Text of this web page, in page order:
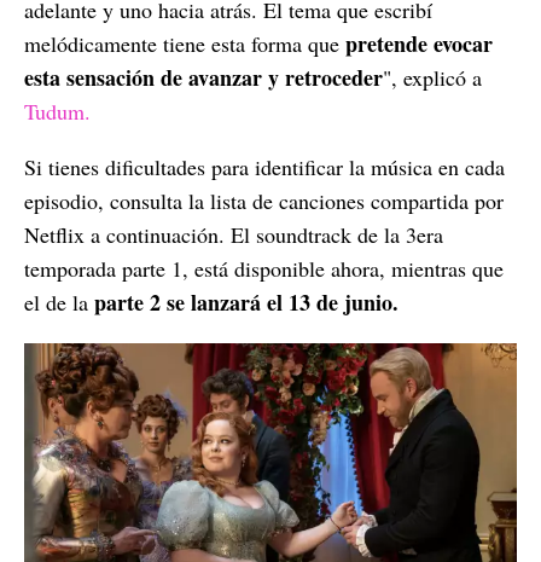
adelante y uno hacia atrás. El tema que escribí
melódicamente tiene esta forma que pretende evocar
esta sensación de avanzar y retroceder", explicó a
Tudum.
Si tienes dificultades para identificar la música en cada
episodio, consulta la lista de canciones compartida por
Netflix a continuación. El soundtrack de la 3era
temporada parte 1, está disponible ahora, mientras que
el de la parte 2 se lanzará el 13 de junio.